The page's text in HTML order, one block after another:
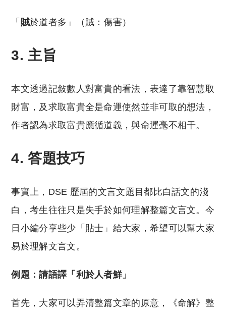
「 賊於道者多」（賊：傷害）
3. 主旨
本文透過記敍數人對富貴的看法，表達了靠智慧取
財富，及求取富貴全是命運使然並非可取的想法，
作者認為求取富貴應循道義，與命運毫不相干。
4. 答題技巧
事實上，DSE 歷屆的文言文題目都比白話文的淺
白，考生往往只是失手於如何理解整篇文言文。今
日小編分享些少「貼士」給大家，希望可以幫大家
易於理解文言文。
例題：請語譯「利於人者鮮」
首先，大家可以弄清整篇文章的原意，《命解》整